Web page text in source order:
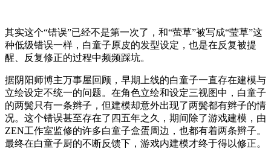
其实这个“错误”已经不是第一次了，和“萤草”被写成“莹草”这
种低级错误一样，白童子原皮的发型设定，也是在反复被提
醒、反复修正的过程中频频踩坑。
据阴阳师博主万事屋回顾，早期上线的白童子一直存在建模与
立绘设定不统一的问题。在角色立绘和设定三视图中，白童子
的两鬓只有一条辫子，但建模却意外出现了两鬓都有辫子的情
况。这个错误甚至存在了四五年之久，期间除了游戏建模，由
ZEN工作室监修的许多白童子盒蛋周边，也都有着两条辫子。
最终在白童子厨的不断反馈下，游戏内建模才终于得以修正。